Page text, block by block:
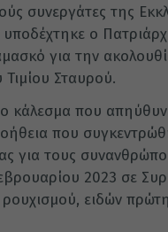
συνεργάτες της
ο
για την
Σταυρού.
κάλεσμα που
που
για τους
2023 σε
ειδών